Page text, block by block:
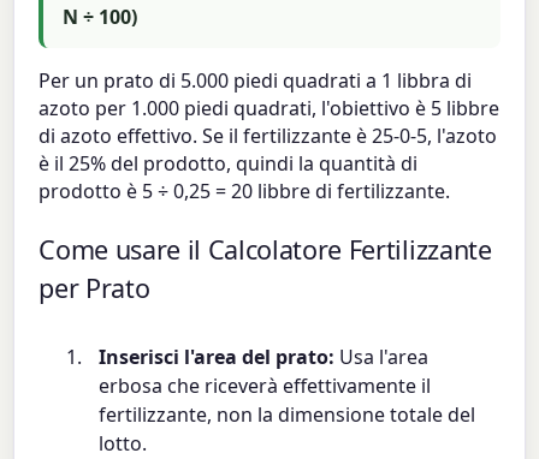
N ÷ 100)
Per un prato di 5.000 piedi quadrati a 1 libbra di
azoto per 1.000 piedi quadrati, l'obiettivo è 5 libbre
di azoto effettivo. Se il fertilizzante è 25-0-5, l'azoto
è il 25% del prodotto, quindi la quantità di
prodotto è 5 ÷ 0,25 = 20 libbre di fertilizzante.
Come usare il Calcolatore Fertilizzante
per Prato
Inserisci l'area del prato: Usa l'area
erbosa che riceverà effettivamente il
fertilizzante, non la dimensione totale del
lotto.